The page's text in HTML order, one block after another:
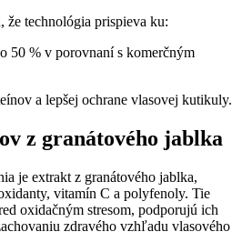
že technológia prispieva ku:
50 % v porovnaní s komerčným
a lepšej ochrane vlasovej kutikuly.
z granátového jablka
je extrakt z granátového jablka,
vitamín C a polyfenoly. Tie
oxidačným stresom, podporujú ich
zdravého vzhľadu vlasového